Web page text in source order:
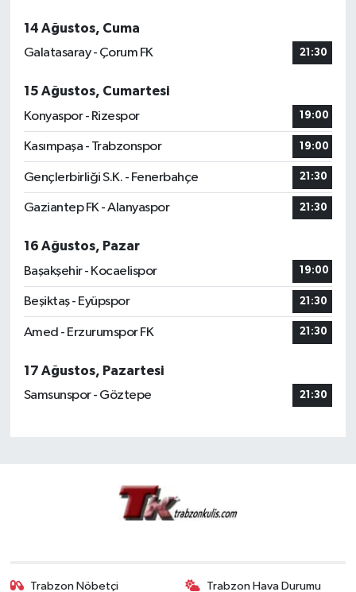
14 Ağustos, Cuma
Galatasaray - Çorum FK
21:30
15 Ağustos, Cumartesi
Konyaspor - Rizespor
19:00
Kasımpaşa - Trabzonspor 19:00
Gençlerbirliği S.K. - Fenerbahçe 21:30
Gaziantep FK - Alanyaspor 21:30
16 Ağustos, Pazar
Başakşehir - Kocaelispor
19:00
Beşiktaş - Eyüpspor 21:30
Amed - Erzurumspor FK 21:30
17 Ağustos, Pazartesi
Samsunspor - Göztepe
21:30
Trabzon Nöbetçi Trabzon Hava Durumu